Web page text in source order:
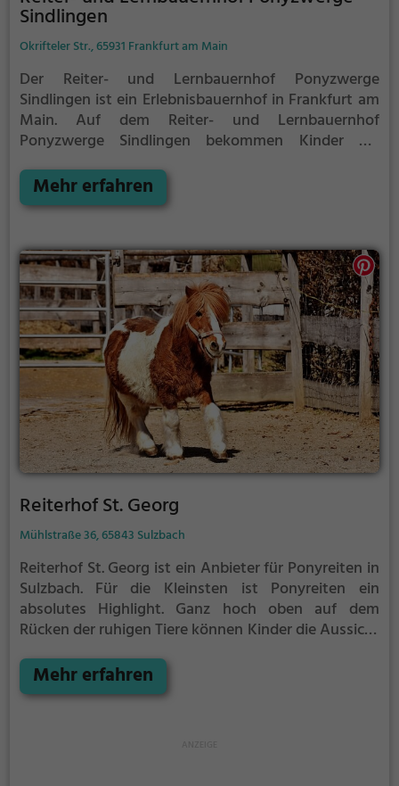
Sindlingen
Okrifteler Str., 65931 Frankfurt am Main
Der Reiter- und Lernbauernhof Ponyzwerge
Sindlingen ist ein Erlebnisbauernhof in Frankfurt am
Main. Auf dem Reiter- und Lernbauernhof
Ponyzwerge Sindlingen bekommen Kinder die
über die verschiedenen Tierarten, ihre Haltung und
das Leben auf dem Bauernhof zu lernen.
Mehr erfahren
Reiterhof St. Georg
Mühlstraße 36, 65843 Sulzbach
Reiterhof St. Georg ist ein Anbieter für Ponyreiten in
Sulzbach. Für die Kleinsten ist Ponyreiten ein
absolutes Highlight. Ganz hoch oben auf dem
Rücken der ruhigen Tiere können Kinder die Aussicht
Sulzbach reiten.
Mehr erfahren